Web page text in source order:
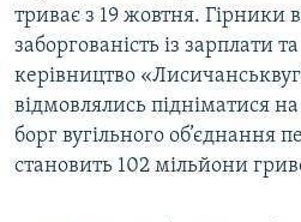
триває з 19 жовтня. Гірники
заборгованість із зарплати
керівництво
відмовлялись підніматися
борг вугільного об’єднання
становить 102 мільйони